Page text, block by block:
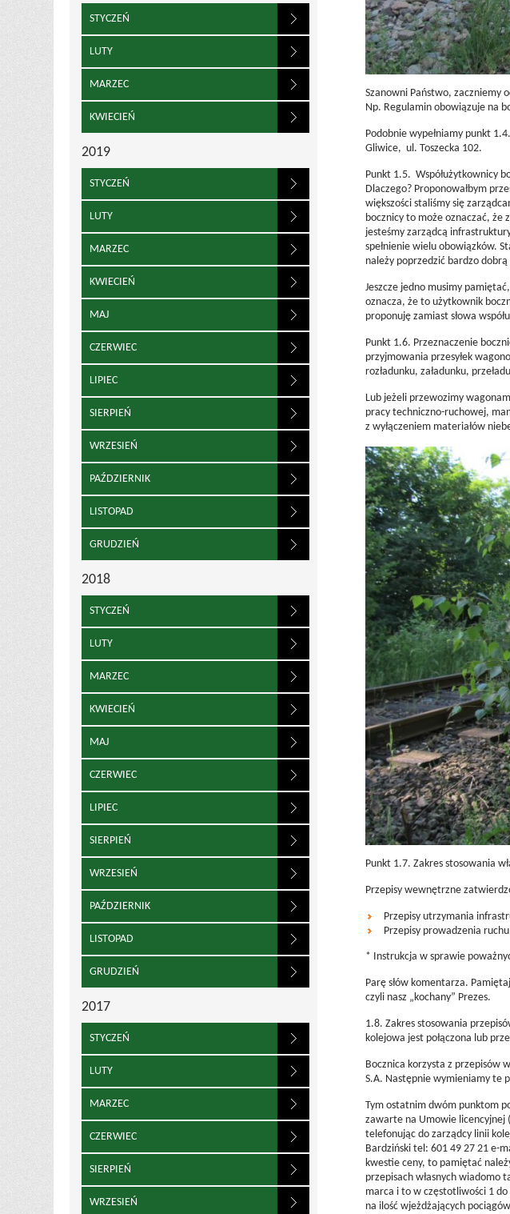
Szanowni Państwo, zaczniemy
Np. Regulamin obowiązuje na
Podobnie wypełniamy punkt
Gliwice, ul. Toszecka 102.
Punkt 1.5. Współużytkownicy
Dlaczego? Proponowałbym
większości staliśmy się
bocznicy to może oznaczać, że
jesteśmy zarządcą
spełnienie wielu obowiązków.
należy poprzedzić bardzo
Jeszcze jedno musimy
oznacza, że to użytkownik
proponuję zamiast słowa
Punkt 1.6. Przeznaczenie
przyjmowania przesyłek
rozładunku, załadunku,
Lub jeżeli przewozimy
pracy techniczno-ruchowej,
z wyłączeniem materiałów
Punkt 1.7. Zakres stosowania
Przepisy wewnętrzne
Przepisy utrzymania
Przepisy prowadzenia
* Instrukcja w sprawie
Parę słów komentarza.
czyli nasz „kochany” Prezes.
1.8. Zakres stosowania
kolejowa jest połączona lub
Bocznica korzysta z przepisów
S.A. Następnie wymieniamy te
Tym ostatnim dwóm punktom
zawarte na Umowie licencyjnej
telefonując do zarządcy linii
Bardziński tel: 601 49 27 21 e-
kwestie ceny, to pamiętać
przepisach własnych wiadomo
marca i to w częstotliwości 1
na ilość wjeżdżających
STYCZEŃ
LUTY
MARZEC
KWIECIEŃ
2019
STYCZEŃ
LUTY
MARZEC
KWIECIEŃ
MAJ
CZERWIEC
LIPIEC
SIERPIEŃ
WRZESIEŃ
PAŹDZIERNIK
LISTOPAD
GRUDZIEŃ
2018
STYCZEŃ
LUTY
MARZEC
KWIECIEŃ
MAJ
CZERWIEC
LIPIEC
SIERPIEŃ
WRZESIEŃ
PAŹDZIERNIK
LISTOPAD
GRUDZIEŃ
2017
STYCZEŃ
LUTY
MARZEC
CZERWIEC
SIERPIEŃ
WRZESIEŃ